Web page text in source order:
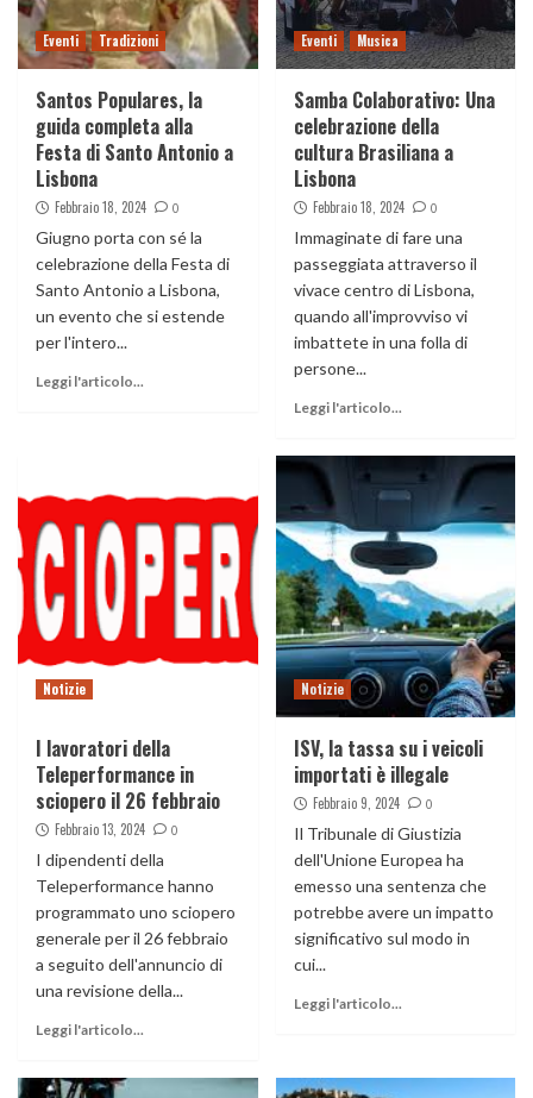
Eventi Tradizioni
Santos Populares, la
guida completa alla
Festa di Santo Antonio a
Lisbona
Febbraio 18, 2024 0
Giugno porta con sé la
celebrazione della Festa di
Santo Antonio a Lisbona,
un evento che si estende
per l'intero...
Leggi l'articolo...
Eventi Musica
Samba Colaborativo: Una
celebrazione della
cultura Brasiliana a
Lisbona
Febbraio 18, 2024 0
Immaginate di fare una
passeggiata attraverso il
vivace centro di Lisbona,
quando all'improvviso vi
imbattete in una folla di
persone...
Leggi l'articolo...
Notizie
I lavoratori della
Teleperformance in
sciopero il 26 febbraio
Febbraio 13, 2024 0
I dipendenti della
Teleperformance hanno
programmato uno sciopero
generale per il 26 febbraio
a seguito dell'annuncio di
una revisione della...
Leggi l'articolo...
Notizie
ISV, la tassa su i veicoli
importati è illegale
Febbraio 9, 2024 0
Il Tribunale di Giustizia
dell'Unione Europea ha
emesso una sentenza che
potrebbe avere un impatto
significativo sul modo in
cui...
Leggi l'articolo...